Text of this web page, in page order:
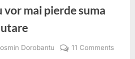
mai pierde suma
Dorobantu 11 Commentson